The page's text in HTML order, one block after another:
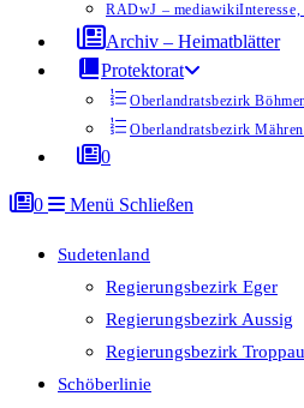
RADwJ – mediawiki
Archiv – Heimatblätter
Protektorat
Oberlandratsbezirk
Oberlandratsbezirk Mähren
0
0 Menü Schließen
Sudetenland
Regierungsbezirk Eger
Regierungsbezirk Aussig
Regierungsbezirk Troppau
Schöberlinie